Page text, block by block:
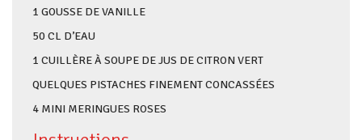
1 GOUSSE DE VANILLE
50 CL D’EAU
1 CUILLÈRE À SOUPE DE JUS DE CITRON VERT
QUELQUES PISTACHES FINEMENT CONCASSÉES
4 MINI MERINGUES ROSES